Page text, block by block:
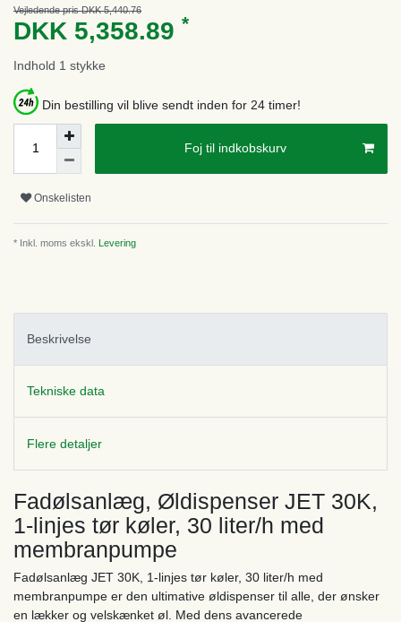
Vejledende pris DKK 5,440.76
DKK 5,358.89 *
Indhold 1 stykke
Din bestilling vil blive sendt inden for 24 timer!
Foj til indkobskurv
Onskelisten
* Inkl. moms ekskl. Levering
Beskrivelse
Tekniske data
Flere detaljer
Fadølsanlæg, Øldispenser JET 30K,
1-linjes tør køler, 30 liter/h med
membranpumpe
Fadølsanlæg JET 30K, 1-linjes tør køler, 30 liter/h med
membranpumpe er den ultimative øldispenser til alle, der ønsker
en lækker og velskænket øl. Med dens avancerede